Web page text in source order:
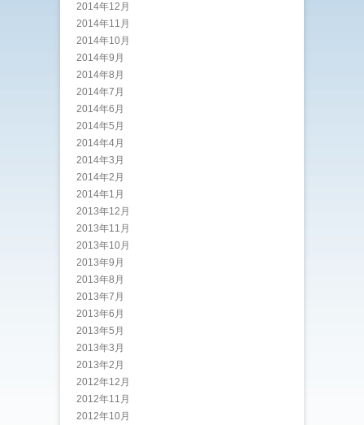
2014年12月
2014年11月
2014年10月
2014年9月
2014年8月
2014年7月
2014年6月
2014年5月
2014年4月
2014年3月
2014年2月
2014年1月
2013年12月
2013年11月
2013年10月
2013年9月
2013年8月
2013年7月
2013年6月
2013年5月
2013年3月
2013年2月
2012年12月
2012年11月
2012年10月